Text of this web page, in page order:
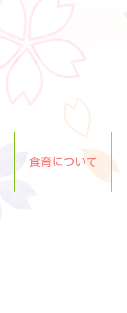
食育について